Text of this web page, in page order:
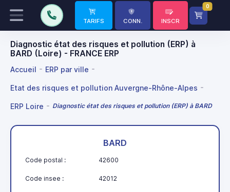
TARIFS CONN. INSCR
0
Diagnostic état des risques et pollution (ERP) à
BARD (Loire) - FRANCE ERP
Accueil ERP par ville
Etat des risques et pollution Auvergne-Rhône-Alpes
ERP Loire Diagnostic état des risques et pollution (ERP) à BARD
BARD
Code postal : 42600
Code insee : 42012